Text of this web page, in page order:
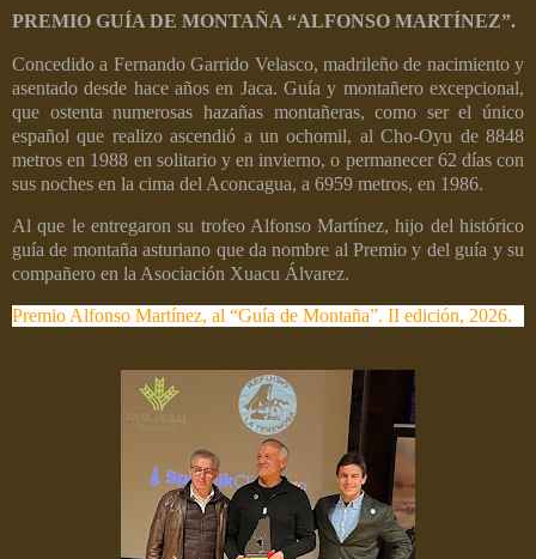
PREMIO GUÍA DE MONTAÑA “ALFONSO MARTÍNEZ”.
Concedido a Fernando Garrido Velasco, madrileño de nacimiento y
asentado desde hace años en Jaca. Guía y montañero excepcional,
que ostenta numerosas hazañas montañeras, como ser el único
español que realizo ascendió a un ochomil, al Cho-Oyu de 8848
metros en 1988 en solitario y en invierno, o permanecer 62 días con
sus noches en la cima del Aconcagua, a 6959 metros, en 1986.
Al que le entregaron su trofeo Alfonso Martínez, hijo del histórico
guía de montaña asturiano que da nombre al Premio y del guía y su
compañero en la Asociación Xuacu Álvarez.
Premio Alfonso Martínez, al “Guía de Montaña”. II edición, 2026.